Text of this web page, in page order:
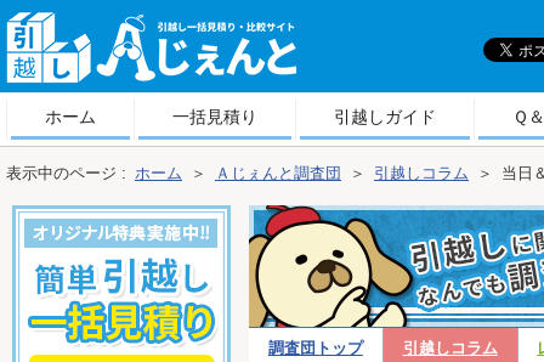
越しＡじぇんと
ホーム 一括見積り 引越しガイド Ｑ
表示中のページ : ホーム ＞ Ａじぇんと調査団 ＞ 引越しコラム ＞ 当日
調査団トップ 引越しコラム